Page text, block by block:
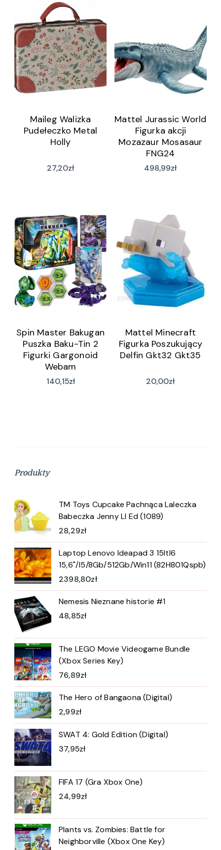
Maileg Walizka
Pudełeczko Metal
Holly
27,20zł
Mattel Jurassic World
Figurka akcji
Mozazaur Mosasaur
FNG24
498,99zł
Spin Master Bakugan
Puszka Baku-Tin 2
Figurki Gargonoid
Webam
140,15zł
Mattel Minecraft
Figurka Poszukujący
Delfin Gkt32 Gkt35
20,00zł
Produkty
TM Toys Cupcake Pachnąca Laleczka
Babeczka Jenny Ll Ed (1089)
28,29zł
Laptop Lenovo Ideapad 3 15Itl6
15,6"/I5/8Gb/512Gb/Win11 (82H801Qspb)
2398,80zł
Nemesis Nieznane historie #1
48,85zł
The LEGO Movie Videogame Bundle
(Xbox Series Key)
76,89zł
The Hero of Bangaona (Digital)
2,99zł
SWAT 4: Gold Edition (Digital)
37,95zł
FIFA 17 (Gra Xbox One)
24,99zł
Plants vs. Zombies: Battle for
Neighborville (Xbox One Key)